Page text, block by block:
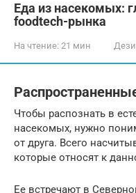
Еда из насекомых:
foodtech-рынка
На чтение: 21 мин
Чтобы распознать в
насекомых, нужно
от друга. Всего
которые относят к
Ее встречают в